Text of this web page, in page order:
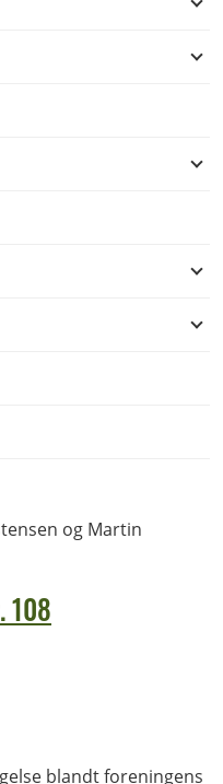
og Martin
108
blandt foreningens